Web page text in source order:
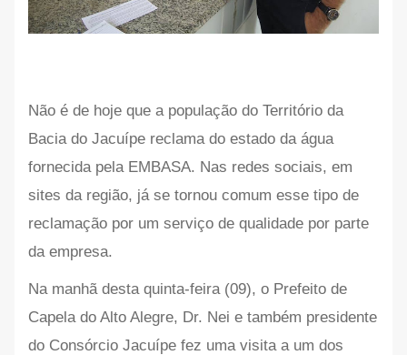
Não é de hoje que a população do Território da
Bacia do Jacuípe reclama do estado da água
fornecida pela EMBASA. Nas redes sociais, em
sites da região, já se tornou comum esse tipo de
reclamação por um serviço de qualidade por parte
da empresa.
Na manhã desta quinta-feira (09), o Prefeito de
Capela do Alto Alegre, Dr. Nei e também presidente
do Consórcio Jacuípe fez uma visita a um dos